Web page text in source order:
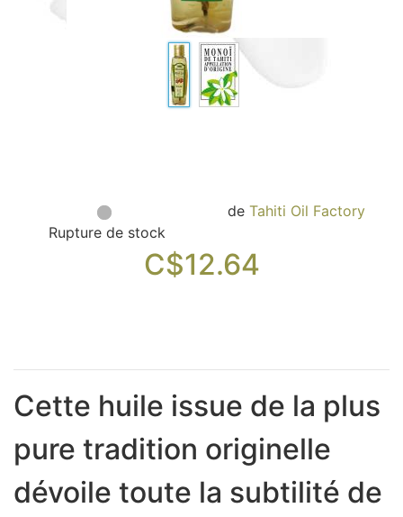
Sacs, Bijoux et Accessoires (33)
Retour et remboursement
Nous contacter
Rupture de stock
de Tahiti Oil Factory
C$12.64
Cette huile issue de la plus
pure tradition originelle
dévoile toute la subtilité de